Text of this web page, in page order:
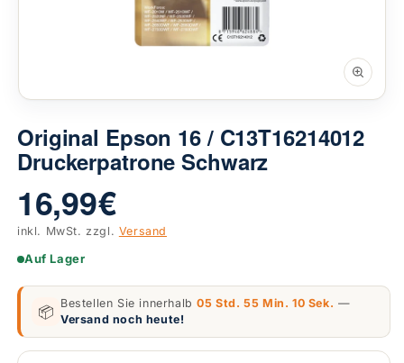
Original Epson 16 / C13T16214012
Druckerpatrone Schwarz
16,99 €
inkl. MwSt. zzgl. Versand
Auf Lager
📦 Bestellen Sie innerhalb05 Std. 55 Min. 09 Sek. —
Versand noch heute!